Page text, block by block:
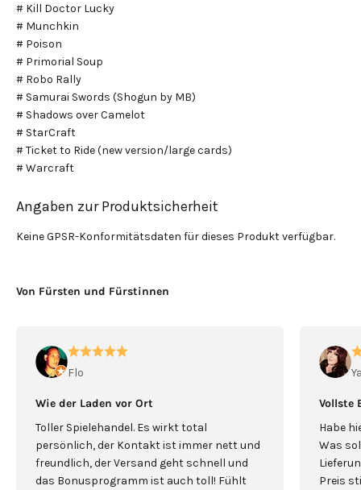
# Kill Doctor Lucky
# Munchkin
# Poison
# Primorial Soup
# Robo Rally
# Samurai Swords (Shogun by MB)
# Shadows over Camelot
# StarCraft
# Ticket to Ride (new version/large cards)
# Warcraft
Angaben zur Produktsicherheit
Keine GPSR-Konformitätsdaten für dieses Produkt verfügbar.
Von Fürsten und Fürstinnen
Flo
Wie der Laden vor Ort
Toller Spielehandel. Es wirkt total
persönlich, der Kontakt ist immer nett und
freundlich, der Versand geht schnell und
das Bonusprogramm ist auch toll! Fühlt
Vollste
Habe
Was
Preis